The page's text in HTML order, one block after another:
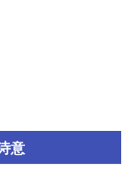
意